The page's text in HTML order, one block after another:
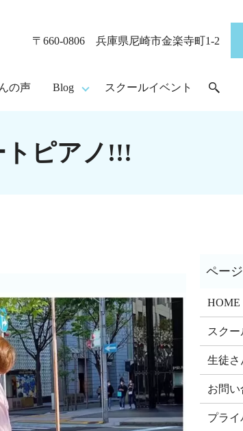
〒660-0806 兵庫県尼崎市金楽寺町1-2
の声 Blog スクールイベント
トピアノ!!!
HOME
スクー
生徒さ
お問
プライ